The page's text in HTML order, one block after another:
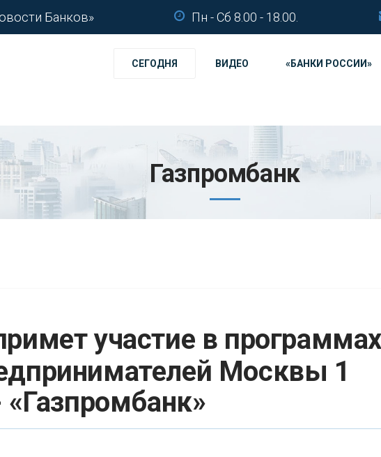
Банков» Пн - Сб 8.00 - 18.00.
СЕГОДНЯ ВИДЕО «БАНКИ РОССИИ»
Газпромбанк
участие в программах
Москвы 1